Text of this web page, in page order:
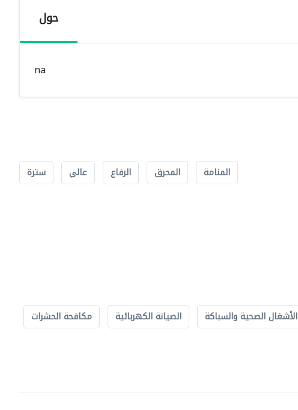
حول
na
المنامة المحرق الرفاع عالي سترة
الأشغال الصحية والسباكة الصيانة الكهربائية
مكافحة الحشرات